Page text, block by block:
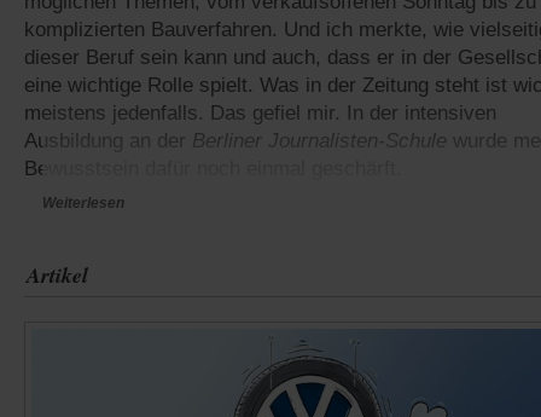
komplizierten Bauverfahren. Und ich merkte, wie
dieser Beruf sein kann und auch, dass er in der
eine wichtige Rolle spielt. Was in der Zeitung steht ist
meistens jedenfalls. Das gefiel mir. In der intensiven
Ausbildung an der Berliner Journalisten-Schule wurde
Bewusstsein dafür noch einmal geschärft.
Weiterlesen
Artikel